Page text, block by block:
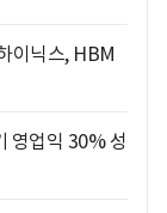
이닉스, HBM
영업익 30% 성